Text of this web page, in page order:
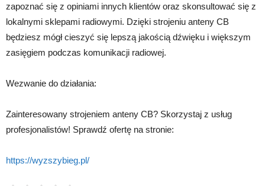
zapoznać się z opiniami innych klientów oraz skonsultować się z
lokalnymi sklepami radiowymi. Dzięki strojeniu anteny CB
będziesz mógł cieszyć się lepszą jakością dźwięku i większym
zasięgiem podczas komunikacji radiowej.
Wezwanie do działania:
Zainteresowany strojeniem anteny CB? Skorzystaj z usług
profesjonalistów! Sprawdź ofertę na stronie:
https://wyzszybieg.pl/